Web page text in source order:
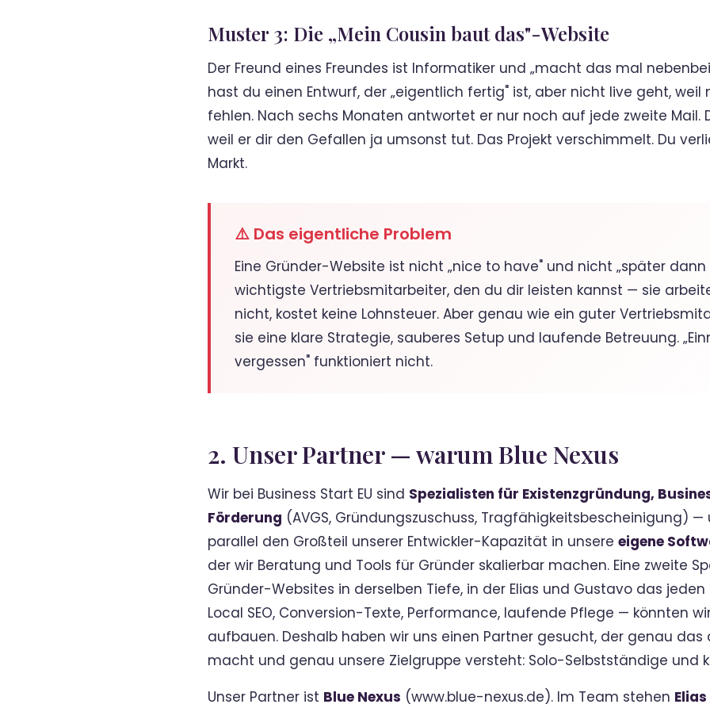
Muster 3: Die „Mein Cousin baut das"-Website
Der Freund eines Freundes ist Informatiker und „macht das mal
hast du einen Entwurf, der „eigentlich fertig" ist, aber nicht live geht, weil
fehlen. Nach sechs Monaten antwortet er nur noch auf jede zweite Mail.
weil er dir den Gefallen ja umsonst tut. Das Projekt verschimmelt. Du
Markt.
⚠️ Das eigentliche Problem
Eine Gründer-Website ist nicht „nice to have" und nicht „später dann
wichtigste Vertriebsmitarbeiter, den du dir leisten kannst — sie
nicht, kostet keine Lohnsteuer. Aber genau wie ein guter
sie eine klare Strategie, sauberes Setup und laufende Betreuung.
vergessen" funktioniert nicht.
2. Unser Partner — warum Blue Nexus
Wir bei Business Start EU sind Spezialisten für Existenzgründung,
Förderung (AVGS, Gründungszuschuss, Tragfähigkeitsbescheinigung)
parallel den Großteil unserer Entwickler-Kapazität in unsere eigene
der wir Beratung und Tools für Gründer skalierbar machen. Eine zweite
Gründer-Websites in derselben Tiefe, in der Elias und Gustavo das
Local SEO, Conversion-Texte, Performance, laufende Pflege — könnten
aufbauen. Deshalb haben wir uns einen Partner gesucht, der genau das
macht und genau unsere Zielgruppe versteht: Solo-Selbstständige und
Unser Partner ist Blue Nexus (www.blue-nexus.de). Im Team stehen